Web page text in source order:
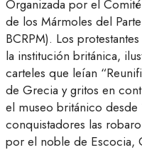
Organizada por el
de los Mármoles del
BCRPM). Los
la institución británica,
carteles que leían
de Grecia y gritos en
el museo británico desde
conquistadores las
por el noble de Escocia,